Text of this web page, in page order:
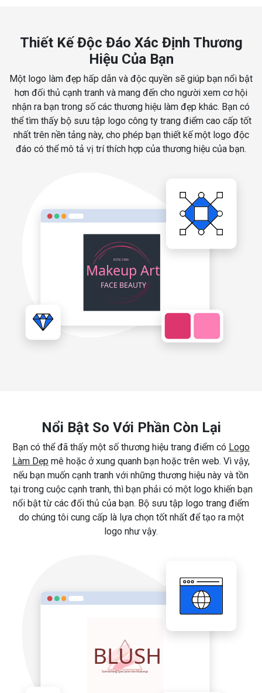
Thiết Kế Độc Đáo Xác Định Thương
Hiệu Của Bạn
Một logo làm đẹp hấp dẫn và độc quyền sẽ giúp bạn nổi bật
hơn đối thủ cạnh tranh và mang đến cho người xem cơ hội
nhận ra bạn trong số các thương hiệu làm đẹp khác. Bạn có
thể tìm thấy bộ sưu tập logo công ty trang điểm cao cấp tốt
nhất trên nền tảng này, cho phép bạn thiết kế một logo độc
đáo có thể mô tả vị trí thích hợp của thương hiệu của bạn.
Nổi Bật So Với Phần Còn Lại
Bạn có thể đã thấy một số thương hiệu trang điểm có Logo
Làm Dẹp mê hoặc ở xung quanh bạn hoặc trên web. Vì vậy,
nếu bạn muốn cạnh tranh với những thương hiệu này và tồn
tại trong cuộc cạnh tranh, thì bạn phải có một logo khiến bạn
nổi bật từ các đối thủ của bạn. Bộ sưu tập logo trang điểm
do chúng tôi cung cấp là lựa chọn tốt nhất để tạo ra một
logo như vậy.